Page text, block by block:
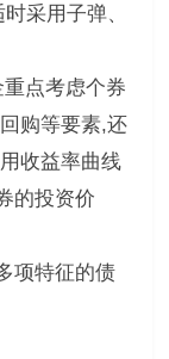
采用子弹、
点考虑个券
购等要素,还
收益率曲线
的投资价
项特征的债